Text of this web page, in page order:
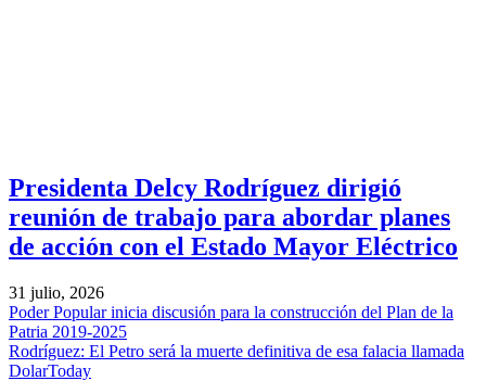
Presidenta Delcy Rodríguez dirigió
reunión de trabajo para abordar planes
de acción con el Estado Mayor Eléctrico
31 julio, 2026
Poder Popular inicia discusión para la construcción del Plan de la
Patria 2019-2025
Rodríguez: El Petro será la muerte definitiva de esa falacia llamada
DolarToday